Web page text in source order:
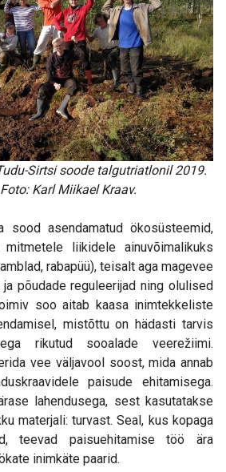
Sirtsi soode talgutriatlonil 2019.
Karl Miikael Kraav.
sood asendamatud ökosüsteemid,
liikidele ainuvõimalikuks
rabapüü), teisalt aga magevee
põudade reguleerijad ning olulised
soo aitab kaasa inimtekkeliste
mistõttu on hädasti tarvis
rikutud sooalade veerežiimi.
vee väljavool soost, mida annab
paisude ehitamisega.
lahendusega, sest kasutatakse
materjali: turvast. Seal, kus kopaga
teevad paisuehitamise töö ära
inimkäte paarid.